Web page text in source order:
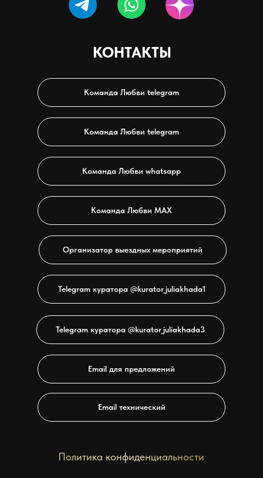
Политика конфиденциальности
КОНТАКТЫ
Команда Любви telegram
Команда Любви МАХ
Команда Любви whatsapp
Команда Любви telegram
Организатор выездных мероприятий
Telegram куратора @kurator_juliakhada3
Telegram куратора @kurator_juliakhada1
Email для предложений
Email технический